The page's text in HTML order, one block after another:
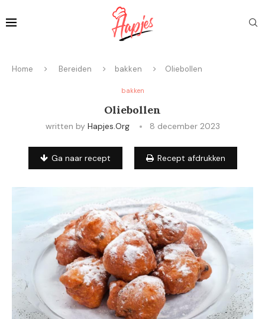
Home Bereiden bakken Oliebollen
bakken
Oliebollen
written by Hapjes.org 8 december 2023
Ga naar recept Recept afdrukken